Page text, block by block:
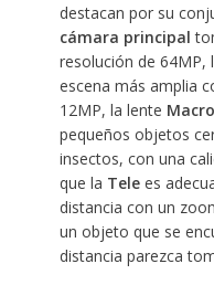
destacan por su
cámara principal
resolución de 64MP,
escena más amplia
12MP, la lente Macro
pequeños objetos
insectos, con una
que la Telees
distancia con un
un objeto que se
distancia parezca